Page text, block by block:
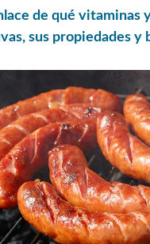
de qué vitaminas
sus propiedades y